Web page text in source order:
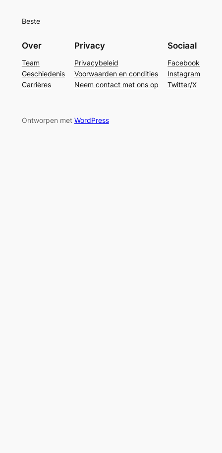
Beste
Over
Team
Geschiedenis
Carrières
Privacy
Privacybeleid
Voorwaarden en condities
Neem contact met ons op
Sociaal
Facebook
Instagram
Twitter/X
Ontworpen met WordPress